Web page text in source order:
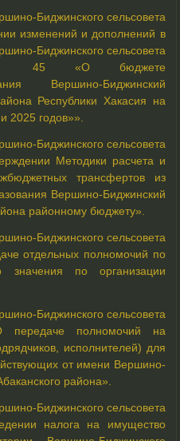
Биджинского сельсовета
изменений и дополнений в
Биджинского сельсовета
45 «О бюджете
Вершино-Биджинский
Республики Хакасия на
2025 годов»».
Биджинского сельсовета
Методики расчета и
трансфертов из
Вершино-Биджинский
районному бюджету».
Биджинского сельсовета
отдельных полномочий по
значения по организации
Биджинского сельсовета
полномочий на
исполнителей) для
от имени Вершино-
района».
Биджинского сельсовета
налога на имущество